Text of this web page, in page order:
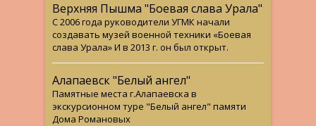
Верхняя Пышма "Боевая слава Урала"
С 2006 года руководители УГМК начали
создавать музей военной техники «Боевая
слава Урала» И в 2013 г. он был открыт.
Алапаевск "Белый ангел"
Памятные места г.Алапаевска в
экскурсионном туре "Белый ангел" памяти
Дома Романовых